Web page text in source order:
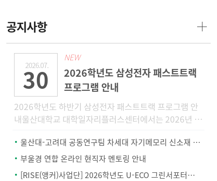
공지사항
2026.07.
30
NEW
2026학년도 삼성전자 패스트트랙
프로그램 안내
2026학년도 하반기 삼성전자 패스트트랙 프로그램 안
내울산대학교 대학일자리플러스센터에서는 2026년 하
에 특화된 「2026학년
울산대-고려대 공동연구팀 차세대 자기메모리 신소재 개발.. '텅스텐-몰리브덴 합금'
부울경 연합 온라인 현직자 멘토링 안내
[RISE(앵커)사업단] 2026학년도 U-ECO 그린서포터즈 모집 안내